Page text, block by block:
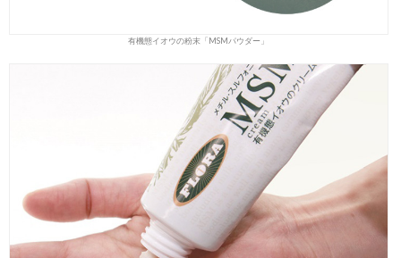
有機態イオウの粉末「MSMパウダー」